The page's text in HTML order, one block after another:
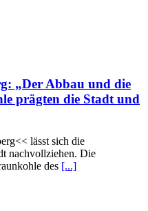
„Der Abbau und die
prägten die Stadt und
lässt sich die
nachvollziehen. Die
des [...]